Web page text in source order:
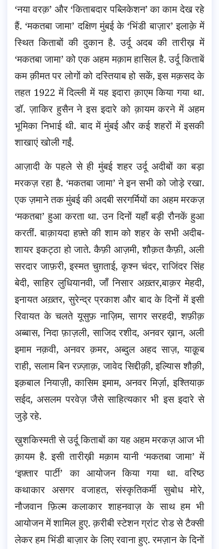
‘नया वरक़’ और ‘किताबदार पब्लिकेशन’ का काम देख रहे
हैं. ‘मकतबा जामा’ दक्षिण मुंबई के ‘भिंडी बाज़ार’ इलाक़े में
स्थित किताबों की दुकान है. उर्दू अदब की तारीख़ में
‘मकतबा जामा’ को एक अहम मक़ाम हासिल है. उर्दू किताबें
कम क़ीमत पर लोगों को दस्तियाब हो सकें, इस मक़सद के
तहत 1922 में दिल्ली में यह इदारा क़ाएम किया गया था.
डॉ. ज़ाकिर हुसैन ने इस इदारे को क़ायम करने में अहम
भूमिका निभाई थी. बाद में मुंबई और कई शहरों में इसकी
शाखाएं खोली गईं.
आज़ादी के पहले से ही मुंबई शहर उर्दू अदीबों का बड़ा
मरकज़ रहा है. ‘मकतबा जामा’ ने इन सभी को जोड़े रखा.
एक ज़माने तक मुंबई की अदबी सरगर्मियों का अहम मरकज़
‘मकतबा’ हुआ करता था. उन दिनों यहाँ बड़ी रौनकें हुआ
करतीं. बाक़ायदा हफ़्ते की शाम को शहर के सभी अदीब-
शायर इकट्ठा हो जाते. कैफ़ी आज़मी, शौक़त कैफ़ी, अली
सरदार जाफ़री, इस्मत चुग़ताई, कृश्न चंदर, राजिंदर सिंह
बेदी, साहिर लुधियानवी, जाँ निसार अख़्तर,बाक़र मेहदी,
इनायत अख़्तर, सुरेन्द्र प्रकाश और बाद के दिनों में इसी
रिवायत के चलते यूसुफ़ नाज़िम, सागर सरहदी, शफ़ीक़
अब्बास, निदा फ़ाज़ली, साजिद रशीद, अनवर ख़ान, अली
इमाम नक़वी, अनवर क़मर, अब्दुल अहद साज़, याक़ूब
राही, सलाम बिन रज़्ज़ाक़, जावेद सिद्दीक़ी, इल्यिास शौक़ी,
इक़बाल नियाज़ी, कासिम इमाम, अनवर मिर्ज़ा, इश्तियाक़
सईद, असलम परवेज़ जैसे साहित्यकार भी इस इदारे से
जुड़े रहे.
ख़ुशकिस्मती से उर्दू किताबों का यह अहम मरकज़ आज भी
क़ायम है. इसी तारीख़ी मक़ाम यानी ‘मकतबा जामा’ में
‘इफ़्तार पार्टी’ का आयोजन किया गया था. वरिष्ठ
कथाकार असगर वजाहत, संस्कृतिकर्मी सुबोध मोरे,
नौजवान फ़िल्म कलाकार शाहनवाज़ के साथ हम भी
आयोजन में शामिल हुए. क़रीबी स्टेशन ग्रांट रोड से टैक्सी
लेकर हम भिंडी बाज़ार के लिए रवाना हुए. रमज़ान के दिनों